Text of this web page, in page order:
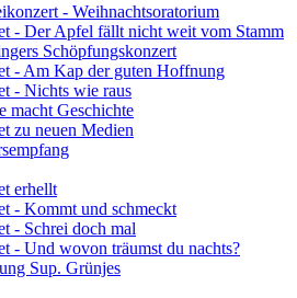
- Weihnachtsoratorium
- Der Apfel fällt nicht weit vom Stamm
Schöpfungskonzert
- Am Kap der guten Hoffnung
- Nichts wie raus
macht Geschichte
zu neuen Medien
erhellt
- Kommt und schmeckt
- Schrei doch mal
- Und wovon träumst du nachts?
Sup. Grünjes